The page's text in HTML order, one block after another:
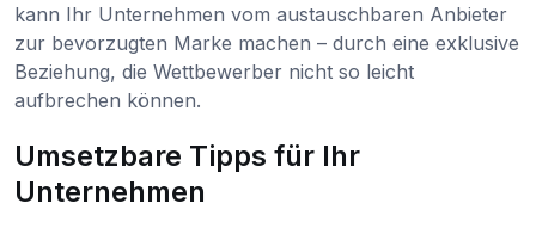
kann Ihr Unternehmen vom austauschbaren Anbieter
zur bevorzugten Marke machen – durch eine exklusive
Beziehung, die Wettbewerber nicht so leicht
aufbrechen können.
Umsetzbare Tipps für Ihr
Unternehmen